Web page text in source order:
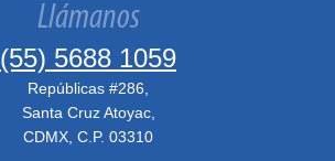
Llámanos
(55) 5688 1059
Repúblicas #286,
Santa Cruz Atoyac,
CDMX, C.P. 03310